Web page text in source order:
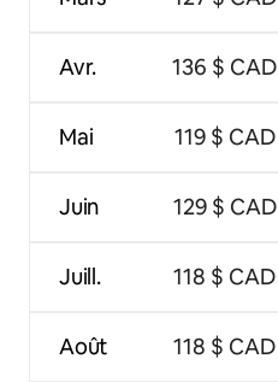
Avr.
Mai
Juin
Juill.
Août
136 $ CAD
119 $ CAD
129 $ CAD
118 $ CAD
118 $ CAD